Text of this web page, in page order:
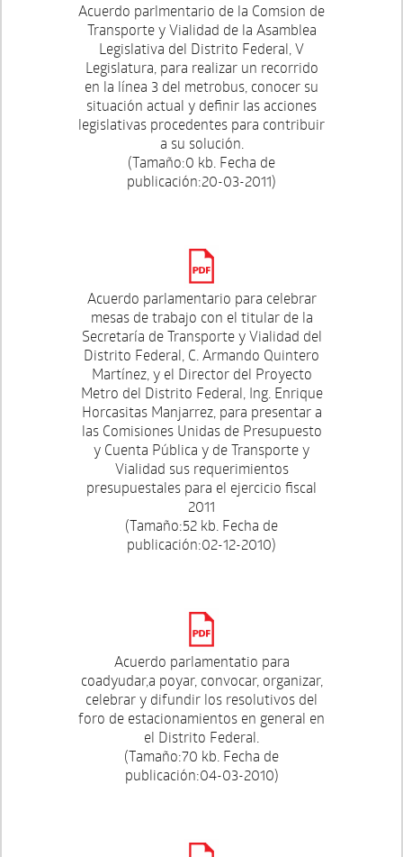
Acuerdo parlmentario de la Comsion de
Transporte y Vialidad de la Asamblea
Legislativa del Distrito Federal, V
Legislatura, para realizar un recorrido
en la línea 3 del metrobus, conocer su
situación actual y definir las acciones
legislativas procedentes para contribuir
a su solución.
(Tamaño:0 kb. Fecha de
publicación:20-03-2011)
Acuerdo parlamentario para celebrar
mesas de trabajo con el titular de la
Secretaría de Transporte y Vialidad del
Distrito Federal, C. Armando Quintero
Martínez, y el Director del Proyecto
Metro del Distrito Federal, Ing. Enrique
Horcasitas Manjarrez, para presentar a
las Comisiones Unidas de Presupuesto
y Cuenta Pública y de Transporte y
Vialidad sus requerimientos
presupuestales para el ejercicio fiscal
2011
(Tamaño:52 kb. Fecha de
publicación:02-12-2010)
Acuerdo parlamentatio para
coadyudar,a poyar, convocar, organizar,
celebrar y difundir los resolutivos del
foro de estacionamientos en general en
el Distrito Federal.
(Tamaño:70 kb. Fecha de
publicación:04-03-2010)